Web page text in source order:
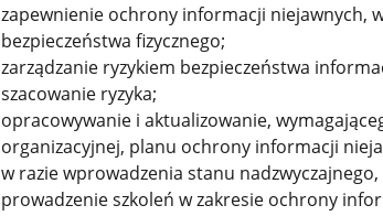
zapewnienie ochrony informacji niejawnych,
bezpieczeństwa fizycznego;
zarządzanie ryzykiem bezpieczeństwa
szacowanie ryzyka;
opracowywanie i aktualizowanie,
organizacyjnej, planu ochrony informacji
w razie wprowadzenia stanu
prowadzenie szkoleń w zakresie ochrony